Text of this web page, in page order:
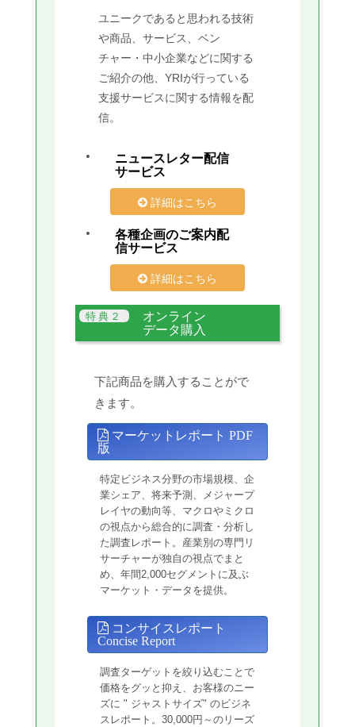
ユニークであると思われる技術
や商品、サービス、ベン
チャー・中小企業などに関する
ご紹介の他、YRIが行っている
支援サービスに関する情報を配
信。
ニュースレター配信
サービス
詳細はこちら
各種企画のご案内配
信サービス
詳細はこちら
オンライン
データ購入
下記商品を購入することがで
きます。
マーケットレポート PDF
版
特定ビジネス分野の市場規模、企
業シェア、将来予測、メジャープ
レイヤの動向等、マクロやミクロ
の視点から総合的に調査・分析し
た調査レポート。産業別の専門リ
サーチャーが独自の視点でまと
め、年間2,000セグメントに及ぶ
マーケット・データを提供。
コンサイスレポート
Concise Report
調査ターゲットを絞り込むことで
価格をグッと抑え、お客様のニー
ズに " ジャストサイズ" のビジネ
スレポート。30,000円～のリーズ